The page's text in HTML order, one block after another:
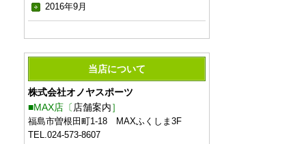
2016年9月
当店について
株式会社オノヤスポーツ
■MAX店〔 店舗案内］
福島市曽根田町1-18 MAXふくしま3F
TEL.024-573-8607